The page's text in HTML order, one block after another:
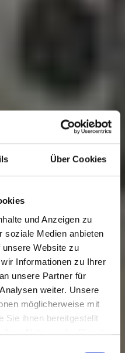
Über Cookies
und Anzeigen zu
soziale Medien anbieten
Website zu
Informationen zu Ihrer
unsere Partner für
weiter. Unsere
möglicherweise mit
Sie ihnen bereitgestellt
Ihrer Nutzung der Dienste